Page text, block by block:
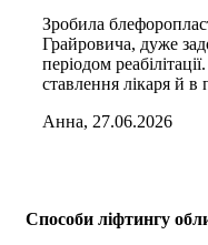
Зробила
Грайровича, дуже
періодом
ставлення лікаря й в
Анна, 27.06.2026
Способи ліфтингу